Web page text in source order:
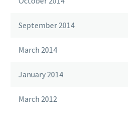
September 2014
March 2014
January 2014
March 2012